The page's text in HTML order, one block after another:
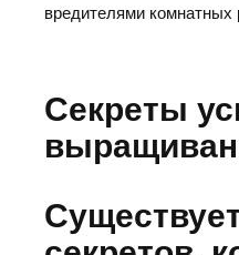
вредителями
Секреты